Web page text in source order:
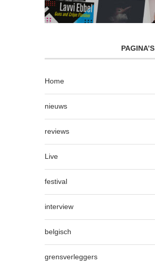
PAGINA’S
Home
nieuws
reviews
Live
festival
interview
belgisch
grensverleggers